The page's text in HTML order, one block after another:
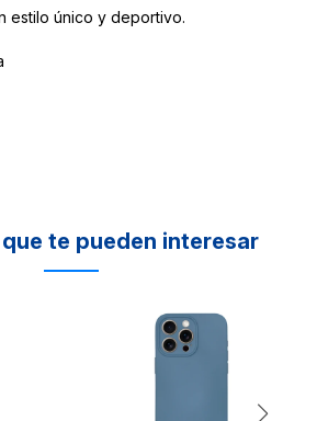
estilo único y deportivo.
te pueden interesar